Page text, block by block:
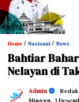
Home / Nasional / News
Bahtiar
Nelayan di
Admin
-